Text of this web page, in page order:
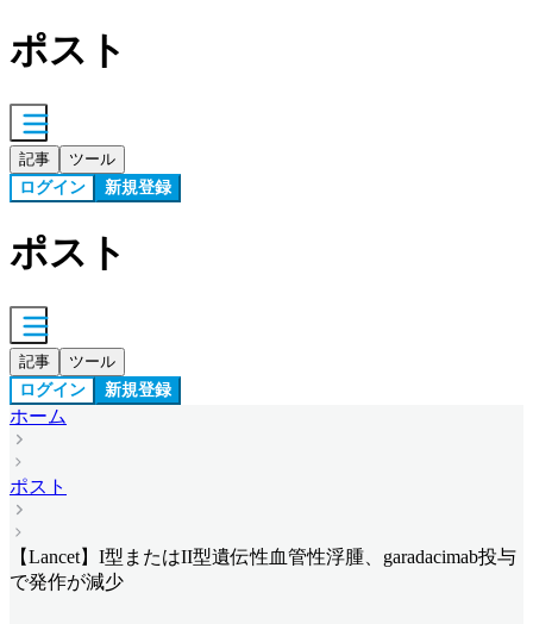
ポスト
記事 ツール
ログイン 新規登録
ポスト
記事 ツール
ログイン 新規登録
ホーム
ポスト
【Lancet】I型またはII型遺伝性血管性浮腫、garadacimab投与
で発作が減少